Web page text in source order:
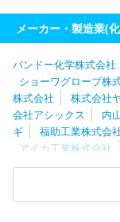
社
メーカー・製造業(
バンドー化学株式会社
ショーワグローブ株
株式会社
株式会社
会社アシックス
内
ギ
福助工業株式会
アイカ工業株式会社
化粧品
株式会社森
インクス株式会社